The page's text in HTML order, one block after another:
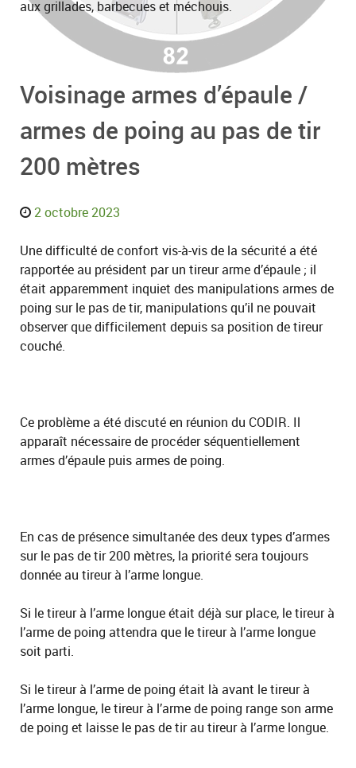
aux grillades, barbecues et méchouis.
Voisinage armes d’épaule /
armes de poing au pas de tir
200 mètres
2 octobre 2023
Une difficulté de confort vis-à-vis de la sécurité a été
rapportée au président par un tireur arme d’épaule ; il
était apparemment inquiet des manipulations armes de
poing sur le pas de tir, manipulations qu’il ne pouvait
observer que difficilement depuis sa position de tireur
couché.
Ce problème a été discuté en réunion du CODIR. Il
apparaît nécessaire de procéder séquentiellement
armes d’épaule puis armes de poing.
En cas de présence simultanée des deux types d’armes
sur le pas de tir 200 mètres, la priorité sera toujours
donnée au tireur à l’arme longue.
Si le tireur à l’arme longue était déjà sur place, le tireur à
l’arme de poing attendra que le tireur à l’arme longue
soit parti.
Si le tireur à l’arme de poing était là avant le tireur à
l’arme longue, le tireur à l’arme de poing range son arme
de poing et laisse le pas de tir au tireur à l’arme longue.